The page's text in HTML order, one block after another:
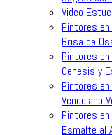
Video
Pintores
Brisa de
Pintores
Genesis y
Pintores
Veneciano
Pintores
Esmalte al